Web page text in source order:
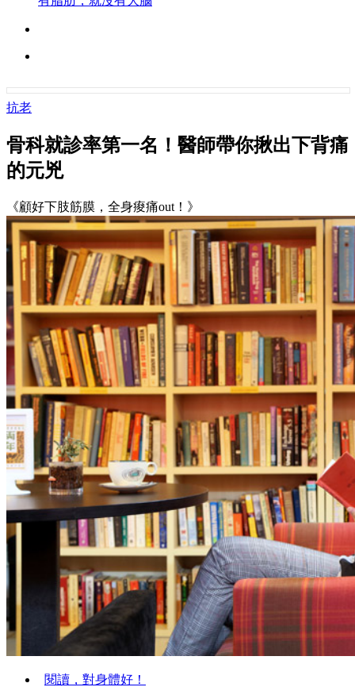
抗老
骨科就診率第一名！醫師帶你揪出下背痛
的元兇
《顧好下肢筋膜，全身痠痛out！》
閱讀，對身體好！